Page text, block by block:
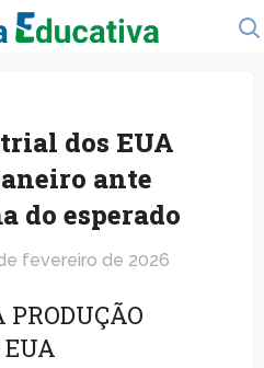
dos EUA
ante
do esperado
fevereiro de 2026
PRODUÇÃO